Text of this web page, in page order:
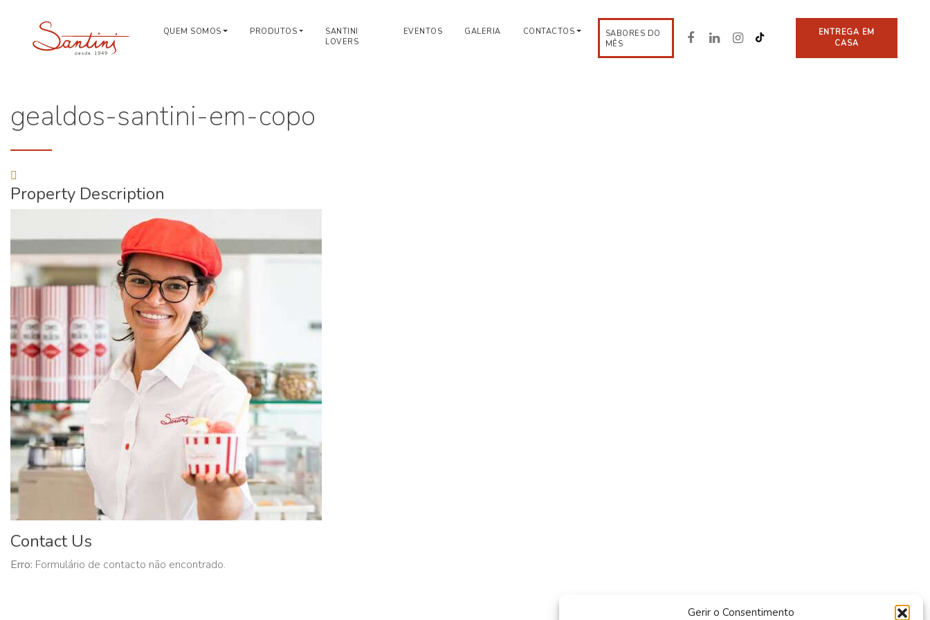
Gerir o Consentimento
QUEM SOMOS PRODUTOS
SANTINI
LOVERS
EVENTOS GALERIA CONTACTOS
SABORES DO
MÊS
ENTREGA EM
CASA
gealdos-santini-em-copo
Property Description
Contact Us
Erro: Formulário de contacto não encontrado.